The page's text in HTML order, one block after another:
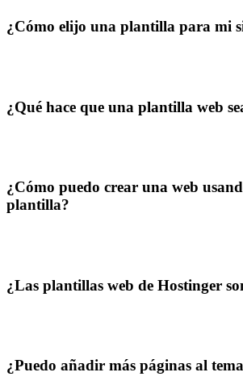
¿Cómo elijo una plantilla para mi
¿Qué hace que una plantilla web
¿Cómo puedo crear una web
plantilla?
¿Las plantillas web de Hostinger
¿Puedo añadir más páginas al